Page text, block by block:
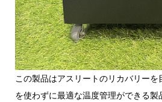
この製品はアスリートのリカバリー
を使わずに最適な温度管理ができる